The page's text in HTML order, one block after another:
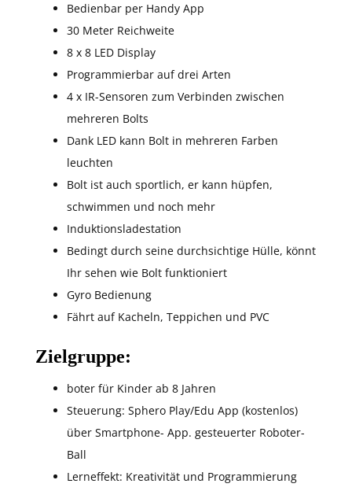
Bedienbar per Handy App
30 Meter Reichweite
8 x 8 LED Display
Programmierbar auf drei Arten
4 x IR-Sensoren zum Verbinden zwischen
mehreren Bolts
Dank LED kann Bolt in mehreren Farben
leuchten
Bolt ist auch sportlich, er kann hüpfen,
schwimmen und noch mehr
Induktionsladestation
Bedingt durch seine durchsichtige Hülle, könnt
Ihr sehen wie Bolt funktioniert
Gyro Bedienung
Fährt auf Kacheln, Teppichen und PVC
Zielgruppe:
boter für Kinder ab 8 Jahren
Steuerung: Sphero Play/Edu App (kostenlos)
über Smartphone- App. gesteuerter Roboter-
Ball
Lerneffekt: Kreativität und Programmierung